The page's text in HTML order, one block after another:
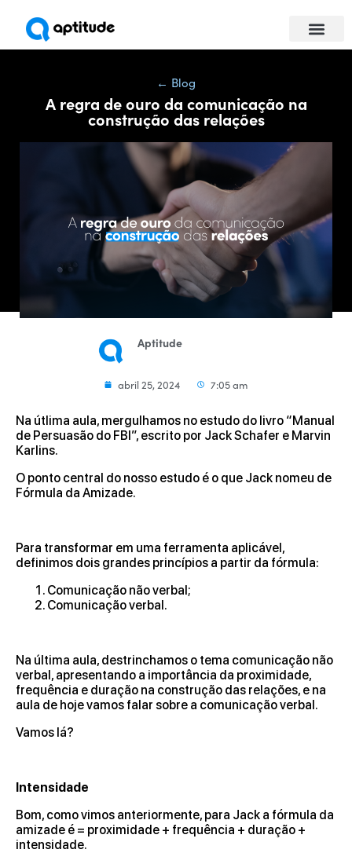
← Blog
A regra de ouro da comunicação na
construção das relações
Aptitude
abril 25, 2024 7:05 am
Na útlima aula, mergulhamos no estudo do livro “Manual
de Persuasão do FBI”, escrito por Jack Schafer e Marvin
Karlins.
O ponto central do nosso estudo é o que Jack nomeu de
Fórmula da Amizade.
Para transformar em uma ferramenta aplicável,
definimos dois grandes princípios a partir da fórmula:
Comunicação não verbal;
Comunicação verbal.
Na última aula, destrinchamos o tema comunicação não
verbal, apresentando a importância da proximidade,
frequência e duração na construção das relações, e na
aula de hoje vamos falar sobre a comunicação verbal.
Vamos lá?
Intensidade
Bom, como vimos anteriormente, para Jack a fórmula da
amizade é = proximidade + frequência + duração +
intensidade.